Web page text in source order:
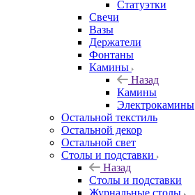
Статуэтки
Свечи
Вазы
Держатели
Фонтаны
Камины
Назад
Камины
Электрокамины
Остальной текстиль
Остальной декор
Остальной свет
Столы и подставки
Назад
Столы и подставки
Журнальные столы